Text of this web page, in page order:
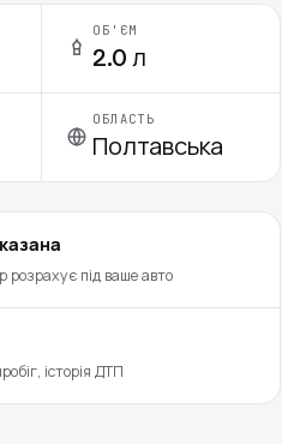
ОБ'ЄМ
2.0 л
ОБЛАСТЬ
Полтавська
під ваше авто
історія ДТП